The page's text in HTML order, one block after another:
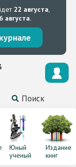
22 августа,
августа.
Поиск
Юный
ученый
Издание
книг